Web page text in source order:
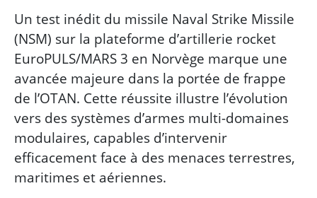
Un test inédit du missile Naval Strike Missile
(NSM) sur la plateforme d’artillerie rocket
EuroPULS/MARS 3 en Norvège marque une
avancée majeure dans la portée de frappe
de l’OTAN. Cette réussite illustre l’évolution
vers des systèmes d’armes multi-domaines
modulaires, capables d’intervenir
efficacement face à des menaces terrestres,
maritimes et aériennes.